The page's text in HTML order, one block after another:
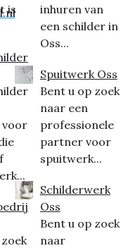
is
voor
inhuren van
een schilder in
Oss...
Spuitwerk Oss
Bent u op zoek
naar een
professionele
partner voor
spuitwerk...
Schilderwerk
Oss
Bent u op zoek
naar